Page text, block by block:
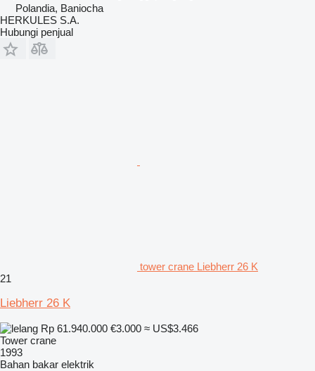
Polandia, Baniocha
HERKULES S.A.
Hubungi penjual
tower crane Liebherr 26 K
21
Liebherr 26 K
Rp 61.940.000 €3.000 ≈ US$3.466
Tower crane
1993
Bahan bakar elektrik